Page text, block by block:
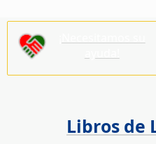
Libros de